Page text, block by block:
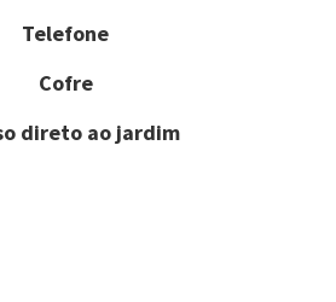
Telefone
Cofre
direto ao jardim